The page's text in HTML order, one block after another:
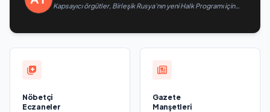
Kapsayıcı örgütler, Birleşik Rusya’nın yeni Halk Programı için
Nöbetçi
Eczaneler
Gazete
Manşetleri